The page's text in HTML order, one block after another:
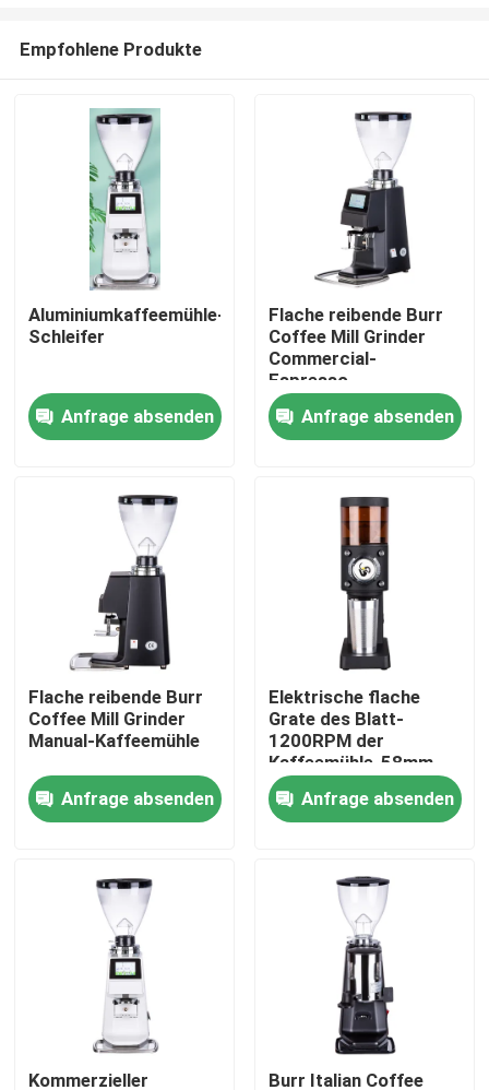
VR Show
Über uns
Fabrik-Ausflug
Qualitätskontrolle
Kaffeebohneschleifer
Burr Coffee Grinder
Empfohlene Produkte
Aluminiumkaffeemühle-
Schleifer
Anfrage absenden
Flache reibende Burr
Coffee Mill Grinder
Commercial-
Espresso-
Kaffeemühle
Anfrage absenden
Flache reibende Burr
Coffee Mill Grinder
Manual-Kaffeemühle
Anfrage absenden
Elektrische flache
Grate des Blatt-
1200RPM der
Kaffeemühle-58mm
Anfrage absenden
Kommerzieller Burr Italian Coffee